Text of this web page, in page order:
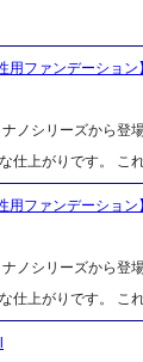
ァンデーション
ノシリーズから登
仕上がりです。 こ
ァンデーション
ノシリーズから登
仕上がりです。 こ